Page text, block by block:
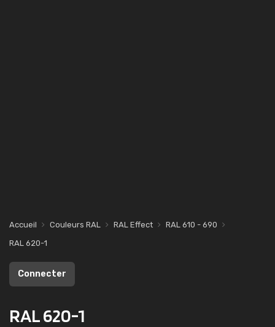
Accueil Couleurs RAL RAL Effect
RAL 610 - 690
RAL 620-1
Connecter
RAL 620-1